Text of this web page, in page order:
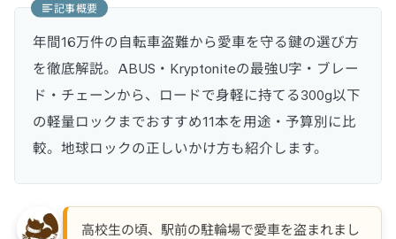
記事概要
年間16万件の自転車盗難から愛車を守る鍵の選び方
を徹底解説。ABUS・Kryptoniteの最強U字・ブレー
ド・チェーンから、ロードで身軽に持てる300g以下
の軽量ロックまでおすすめ11本を用途・予算別に比
較。地球ロックの正しいかけ方も紹介します。
高校生の頃、駅前の駐輪場で愛車を盗まれまし